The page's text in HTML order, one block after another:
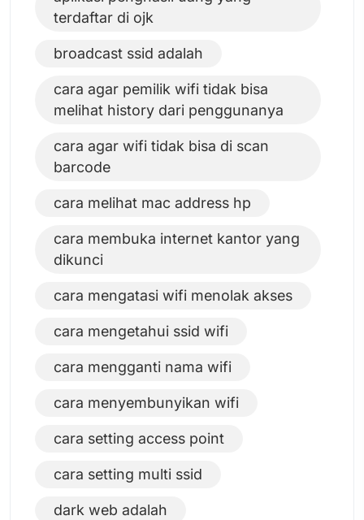
terdaftar di ojk
broadcast ssid adalah
cara agar pemilik wifi tidak bisa
melihat history dari penggunanya
cara agar wifi tidak bisa di scan
barcode
cara melihat mac address hp
cara membuka internet kantor yang
dikunci
cara mengatasi wifi menolak akses
cara mengetahui ssid wifi
cara mengganti nama wifi
cara menyembunyikan wifi
cara setting access point
cara setting multi ssid
dark web adalah